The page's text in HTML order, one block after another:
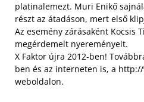
platinalemezt. Muri Enikő
részt az átadáson, mert első
Az esemény zárásaként Kocsis
megérdemelt nyereményeit.
X Faktor újra 2012-ben!
ben és az interneten is, a
weboldalon.